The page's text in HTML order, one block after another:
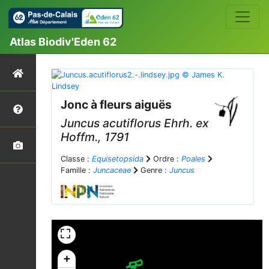
Atlas Biodiv'Eden 62
Jonc à fleurs aiguës
Juncus acutiflorus Ehrh. ex
Hoffm., 1791
Classe : Equisetopsida Ordre : Poales
Famille : Juncaceae Genre : Juncus
+